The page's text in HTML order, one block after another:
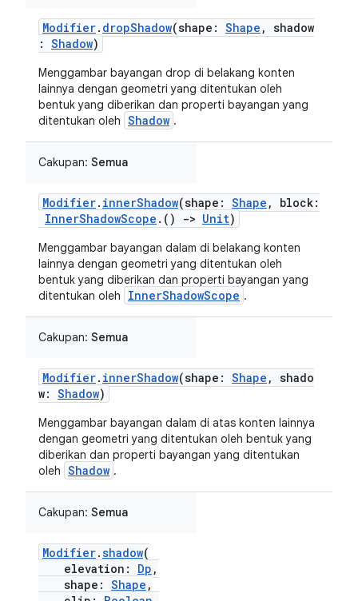
Modifier. dropShadow(shape: Shape , shadow
: Shadow)
Menggambar bayangan drop di belakang konten
lainnya dengan geometri yang ditentukan oleh
bentuk yang diberikan dan properti bayangan yang
ditentukan oleh Shadow .
Cakupan: Semua
Modifier. innerShadow(shape: Shape , block:
InnerShadowScope .() -> Unit)
Menggambar bayangan dalam di belakang konten
lainnya dengan geometri yang ditentukan oleh
bentuk yang diberikan dan properti bayangan yang
ditentukan oleh
InnerShadowScope .
Cakupan: Semua
Modifier. innerShadow(shape: Shape , shado
w: Shadow)
Menggambar bayangan dalam di atas konten lainnya
dengan geometri yang ditentukan oleh bentuk yang
diberikan dan properti bayangan yang ditentukan
oleh Shadow .
Cakupan: Semua
Modifier.shadow(
elevation: Dp ,
shape: Shape ,